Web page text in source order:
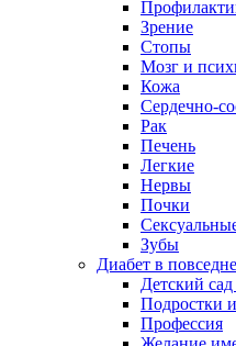
Зрение
Стопы
Мозг и
Кожа
Сердечно-
Рак
Печень
Легкие
Нервы
Почки
Зубы
Диабет в
Детский
Подростки
Профессия